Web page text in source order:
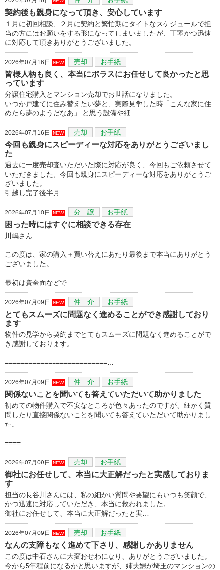
契約後も親身になって頂き、安心しています
１月に初回相談、２月に契約と繁忙期にタイトなスケジュールで担
当の方にはお願いをする形になってしまいましたが、丁寧かつ迅速
に対応して頂きありがとうございました。
2026年07月16日 NEW 売却 お手紙
皆様人柄も良く、本当にポラスにお任せして良かったと思
っています
分譲住宅購入とマンション売却でお世話になりました。
いつか戸建てに住み替えたい夢と、実際見学した時「こんな家に住
めたら夢のようだなあ」 と思う設備や細…
2026年07月16日 NEW 売却 お手紙
今回も親身にスピーディーな対応をありがとうございまし
た
過去に一度売却査いただいた際に対応が良く、今回もご依頼させて
いただきました。今回も親身にスピーディーな対応をありがとうご
ざいました。
引越し完了後半月…
2026年07月10日 NEW 分 譲 お手紙
困った時にはすぐに相談できる存在
川嶋さん
この度は、家の購入＋買い替えにあたり最後まで本当にありがとう
ございました。
最初は資金面などで…
2026年07月09日 NEW 仲 介 お手紙
とてもスムーズに問題なく進めることができ感謝しており
ます
物件の見学から契約までとてもスムーズに問題なく進めることがで
き感謝しております。
==========================…
2026年07月09日 NEW 仲 介 お手紙
関係ないことを聞いても答えていただいて助かりました
初めての物件購入で不安なところが色々あったのですが、細かく質
問したり直接関係ないことを聞いても答えていただいて助かりまし
た。
====…
2026年07月09日 NEW 売却 お手紙
御社にお任せして、本当に大正解だったと実感しておりま
す
担当の長谷川さんには、私の細かい質問や要望にもいつも笑顔で、
かつ迅速に対応していただき、本当に救われました。
御社にお任せして、本当に大正解だったと実…
2026年07月09日 NEW 売却 お手紙
なんの支障もなく進めて下さり、感謝しかありません
この度は中石さんに大変おせわになり、ありがとうございました。
今から5年程前になるかと思いますが、姉夫婦が埼玉のマンションの